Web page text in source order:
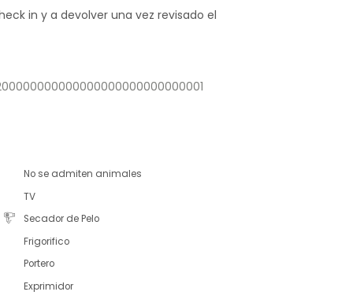
in y a devolver una vez revisado el
No se admiten animales
TV
Secador de Pelo
Frigorifico
Portero
Exprimidor